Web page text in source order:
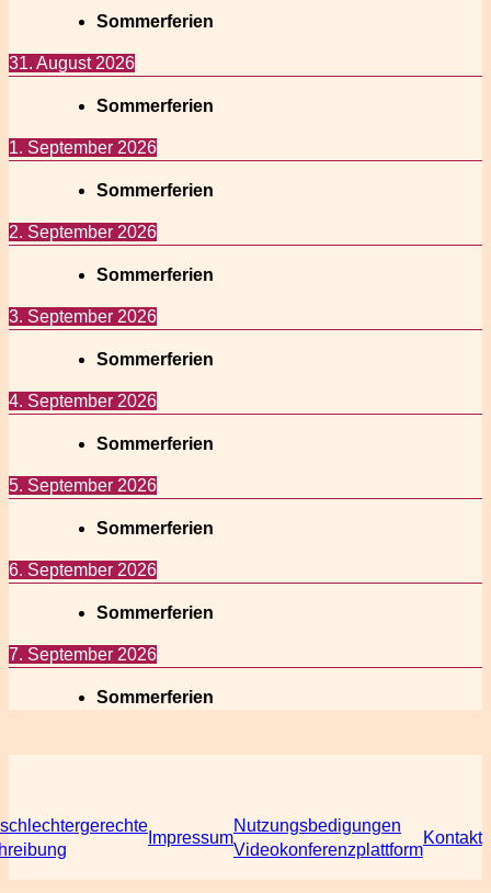
Sommerferien
31. August 2026
Sommerferien
1. September 2026
Sommerferien
2. September 2026
Sommerferien
3. September 2026
Sommerferien
4. September 2026
Sommerferien
5. September 2026
Sommerferien
6. September 2026
Sommerferien
7. September 2026
Sommerferien
Impressum
Nutzungsbedigungen
Videokonferenzplattform
Kontakt